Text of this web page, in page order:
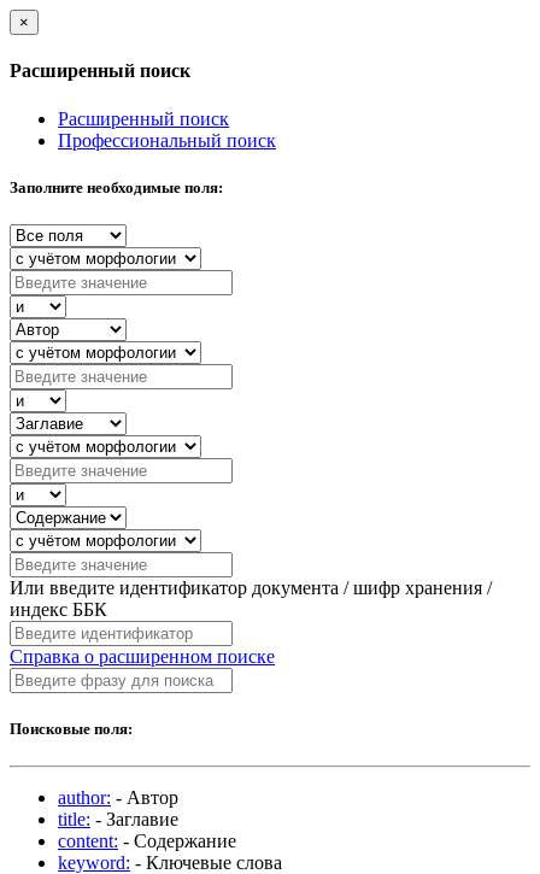
×
Расширенный поиск
Расширенный поиск
Профессиональный поиск
Заполните необходимые поля:
Или введите идентификатор документа / шифр хранения /
индекс ББК
Справка о расширенном поиске
Поисковые поля:
author: - Автор
title: - Заглавие
content: - Содержание
keyword: - Ключевые слова